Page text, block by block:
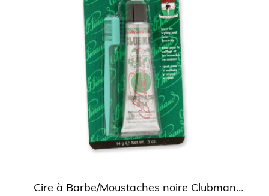
Cire à Barbe/Moustaches noire Clubman